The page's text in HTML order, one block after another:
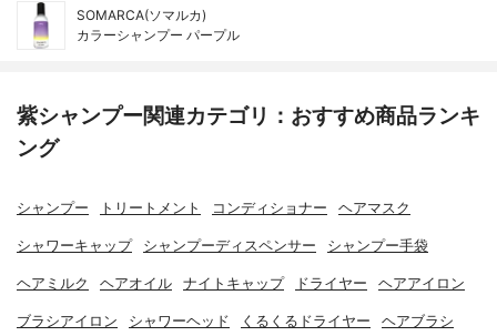
SOMARCA(ソマルカ)
カラーシャンプー パープル
紫シャンプー関連カテゴリ：おすすめ商品ランキ
ング
シャンプー トリートメント コンディショナー ヘアマスク
シャワーキャップ シャンプーディスペンサー シャンプー手袋
ヘアミルク ヘアオイル ナイトキャップ ドライヤー ヘアアイロン
ブラシアイロン シャワーヘッド くるくるドライヤー ヘアブラシ